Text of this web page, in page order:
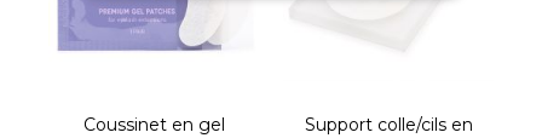
Coussinet en gel
Support colle/cils en